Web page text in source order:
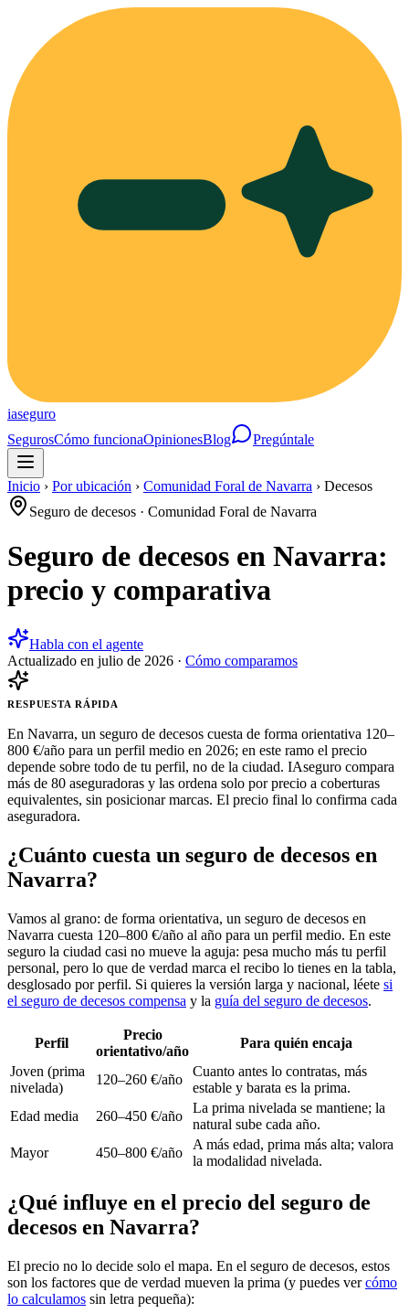
iaseguro
SegurosCómo funcionaOpinionesBlog Pregúntale
Inicio › Por ubicación › Comunidad Foral de Navarra › Decesos
Seguro de decesos · Comunidad Foral de Navarra
Seguro de decesos en Navarra:
precio y comparativa
Habla con el agente
Actualizado en julio de 2026 · Cómo comparamos
RESPUESTA RÁPIDA
En Navarra, un seguro de decesos cuesta de forma orientativa 120–
800 €/año para un perfil medio en 2026; en este ramo el precio
depende sobre todo de tu perfil, no de la ciudad. IAseguro compara
más de 80 aseguradoras y las ordena solo por precio a coberturas
equivalentes, sin posicionar marcas. El precio final lo confirma cada
aseguradora.
¿Cuánto cuesta un seguro de decesos en
Navarra?
Vamos al grano: de forma orientativa, un seguro de decesos en
Navarra cuesta 120–800 €/año al año para un perfil medio. En este
seguro la ciudad casi no mueve la aguja: pesa mucho más tu perfil
personal, pero lo que de verdad marca el recibo lo tienes en la tabla,
desglosado por perfil. Si quieres la versión larga y nacional, léete si
el seguro de decesos compensa y la guía del seguro de decesos.
Perfil
Precio
orientativo/año
Para quién encaja
Joven (prima
nivelada)
120–260 €/año
Cuanto antes lo contratas, más
estable y barata es la prima.
Edad media
260–450 €/año
La prima nivelada se mantiene; la
natural sube cada año.
Mayor
450–800 €/año
A más edad, prima más alta; valora
la modalidad nivelada.
¿Qué influye en el precio del seguro de
decesos en Navarra?
El precio no lo decide solo el mapa. En el seguro de decesos, estos
son los factores que de verdad mueven la prima (y puedes vercómo
lo calculamos sin letra pequeña):